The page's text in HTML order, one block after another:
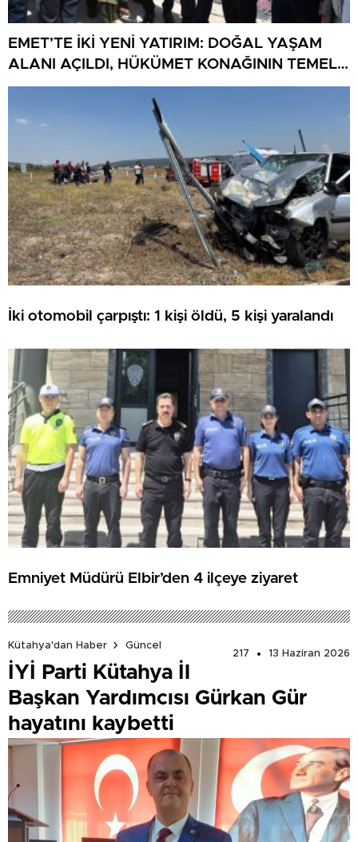
EMET’TE İKİ YENİ YATIRIM: DOĞAL YAŞAM
ALANI AÇILDI, HÜKÜMET KONAĞININ TEMELİ
ATILDI
İki otomobil çarpıştı: 1 kişi öldü, 5 kişi yaralandı
Emniyet Müdürü Elbir’den 4 ilçeye ziyaret
Kütahya'dan Haber
Güncel
217
13 Haziran 2026
İYİ Parti Kütahya İl
Başkan Yardımcısı Gürkan Gür
hayatını kaybetti